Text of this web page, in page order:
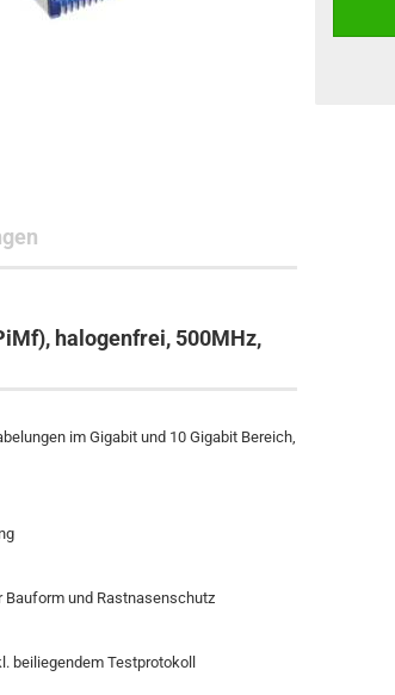
halogenfrei, 500MHz,
im Gigabit und 10 Gigabit Bereich,
Bauform und Rastnasenschutz
beiliegendem Testprotokoll